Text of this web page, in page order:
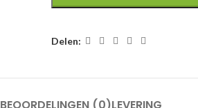
Delen: